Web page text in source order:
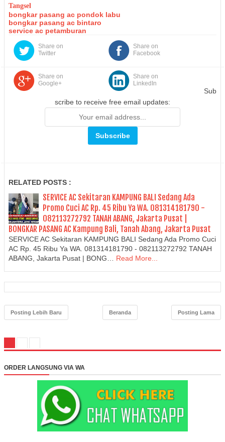
Tangsel
bongkar pasang ac pondok labu
bongkar pasang ac bintaro
service ac petamburan
Share on
Facebook
Share on
Twitter
Share on
Google+
Share on
LinkedIn
Sub
scribe to receive free email updates:
RELATED POSTS :
SERVICE AC Sekitaran KAMPUNG BALI Sedang Ada
Promo Cuci AC Rp. 45 Ribu Ya WA. 081314181790 -
082113272792 TANAH ABANG, Jakarta Pusat |
BONGKAR PASANG AC Kampung Bali, Tanah Abang, Jakarta Pusat
SERVICE AC Sekitaran KAMPUNG BALI Sedang Ada Promo Cuci
AC Rp. 45 Ribu Ya WA. 081314181790 - 082113272792 TANAH
ABANG, Jakarta Pusat | BONG…
Read More...
Posting Lebih Baru Posting Lama
Beranda
ORDER LANGSUNG VIA WA